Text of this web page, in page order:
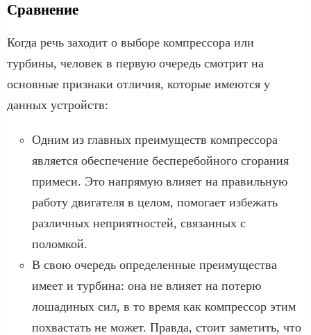
Сравнение
Когда речь заходит о выборе компрессора или
турбины, человек в первую очередь смотрит на
основные признаки отличия, которые имеются у
данных устройств:
Одним из главных преимуществ компрессора
является обеспечение бесперебойного сгорания
примеси. Это напрямую влияет на правильную
работу двигателя в целом, помогает избежать
различных неприятностей, связанных с
поломкой.
В свою очередь определенные преимущества
имеет и турбина: она не влияет на потерю
лошадиных сил, в то время как компрессор этим
похвастать не может. Правда, стоит заметить, что